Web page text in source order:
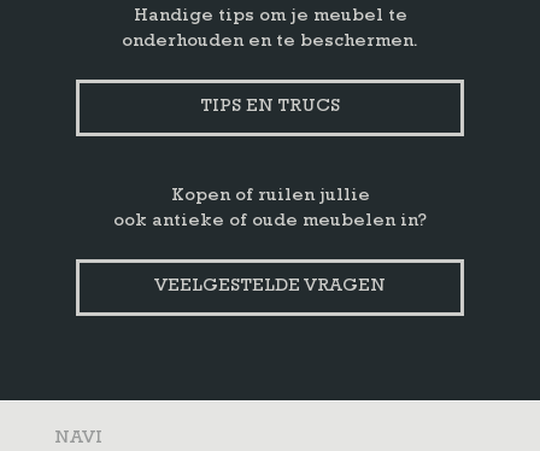
Handige tips om je meubel te
onderhouden en te beschermen.
TIPS EN TRUCS
Kopen of ruilen jullie
ook antieke of oude meubelen in?
VEELGESTELDE VRAGEN
NAVI